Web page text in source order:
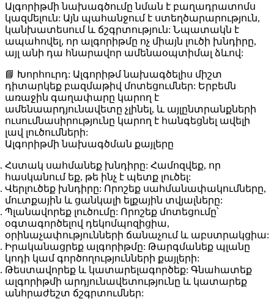
Ալգորիթմի նախագծումը նման է բաղադրատոմս
կազմելուն: Այն պահանջում է ստեղծարարություն,
կանխատեսում և ճշգրտություն: Նպատակն է
ապահովել, որ ալգորիթմը ոչ միայն լուծի խնդիրը,
այլ անի դա հնարավոր ամենաօպտիմալ ձևով:
📘 Խորհուրդ: Ալգորիթմ նախագծելիս միշտ
դիտարկեք բազմաթիվ մոտեցումներ: Երբեմն
առաջին գաղափարը կարող է
ամենաարդյունավետը չլինել, և այլընտրանքների
ուսումնասիրությունը կարող է հանգեցնել ավելի
լավ լուծումների:
Ալգորիթմի նախագծման քայլերը
Հստակ սահմանեք խնդիրը: Համոզվեք, որ
հասկանում եք, թե ինչ է պետք լուծել:
Վերլուծեք խնդիրը: Որոշեք սահմանափակումները,
մուտքային և ցանկալի ելքային տվյալները:
Պլանավորեք լուծումը: Որոշեք մոտեցումը՝
օգտագործելով դեկոմպոզիցիա,
օրինաչափությունների ճանաչում և աբստրակցիա:
Իրականացրեք ալգորիթմը: Թարգմանեք պլանը
կոդի կամ գործողությունների քայլերի:
Թեստավորեք և կատարելագործեք: Գնահատեք
ալգորիթմի արդյունավետությունը և կատարեք
անհրաժեշտ ճշգրտումներ: